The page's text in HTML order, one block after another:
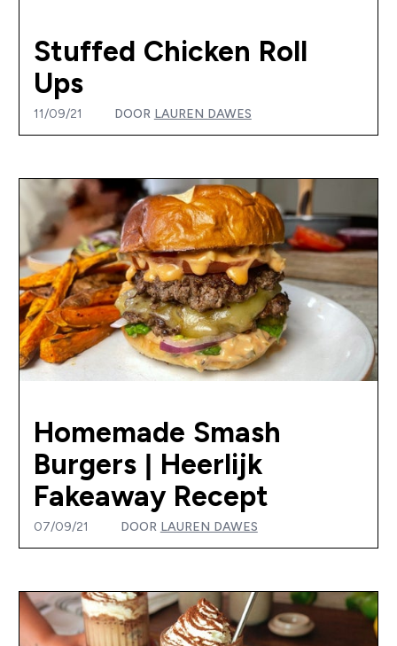
Stuffed Chicken Roll
Ups
11/09/21 DOOR LAUREN DAWES
Homemade Smash
Burgers | Heerlijk
Fakeaway Recept
07/09/21 DOOR LAUREN DAWES